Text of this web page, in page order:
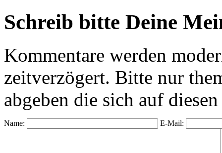
Schreib bitte Deine
Kommentare werden
zeitverzögert. Bitte nur
abgeben die sich auf
Name: E-Mail: